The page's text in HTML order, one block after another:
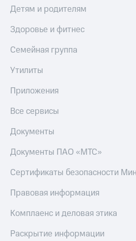
Детям и родителям
Здоровье и фитнес
Семейная группа
Утилиты
Приложения
Все сервисы
Документы
Документы ПАО «МТС»
Сертификаты безопасности
Правовая информация
Комплаенс и деловая этика
Раскрытие информации